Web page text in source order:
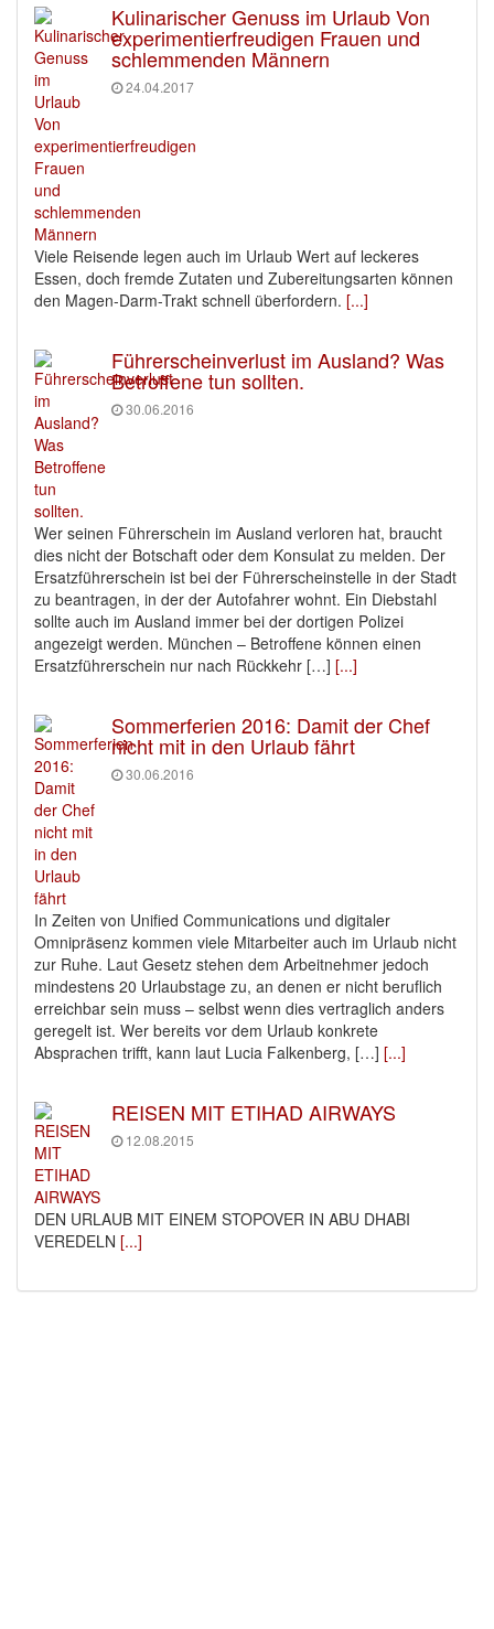
Kulinarischer Genuss im Urlaub Von
experimentierfreudigen Frauen und
schlemmenden Männern
24.04.2017
Viele Reisende legen auch im Urlaub Wert auf leckeres
Essen, doch fremde Zutaten und Zubereitungsarten können
den Magen-Darm-Trakt schnell überfordern. [...]
Führerscheinverlust im Ausland? Was
Betroffene tun sollten.
30.06.2016
Wer seinen Führerschein im Ausland verloren hat, braucht
dies nicht der Botschaft oder dem Konsulat zu melden. Der
Ersatzführerschein ist bei der Führerscheinstelle in der Stadt
zu beantragen, in der der Autofahrer wohnt. Ein Diebstahl
sollte auch im Ausland immer bei der dortigen Polizei
angezeigt werden. München – Betroffene können einen
Ersatzführerschein nur nach Rückkehr […] [...]
Sommerferien 2016: Damit der Chef
nicht mit in den Urlaub fährt
30.06.2016
In Zeiten von Unified Communications und digitaler
Omnipräsenz kommen viele Mitarbeiter auch im Urlaub nicht
zur Ruhe. Laut Gesetz stehen dem Arbeitnehmer jedoch
mindestens 20 Urlaubstage zu, an denen er nicht beruflich
erreichbar sein muss – selbst wenn dies vertraglich anders
geregelt ist. Wer bereits vor dem Urlaub konkrete
Absprachen trifft, kann laut Lucia Falkenberg, […] [...]
REISEN MIT ETIHAD AIRWAYS
12.08.2015
DEN URLAUB MIT EINEM STOPOVER IN ABU DHABI
VEREDELN [...]